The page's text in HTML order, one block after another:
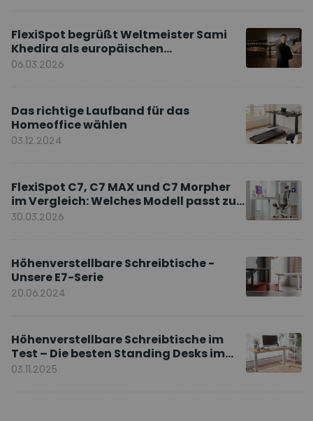
FlexiSpot begrüßt Weltmeister Sami
Khedira als europäischen
Markenbotschafter
06.03.2026
Das richtige Laufband für das
Homeoffice wählen
03.12.2024
FlexiSpot C7, C7 MAX und C7 Morpher
im Vergleich: Welches Modell passt zu
Ihnen?
30.03.2026
Höhenverstellbare Schreibtische -
Unsere E7-Serie
20.06.2024
Höhenverstellbare Schreibtische im
Test – Die besten Standing Desks im
Vergleich
03.11.2025